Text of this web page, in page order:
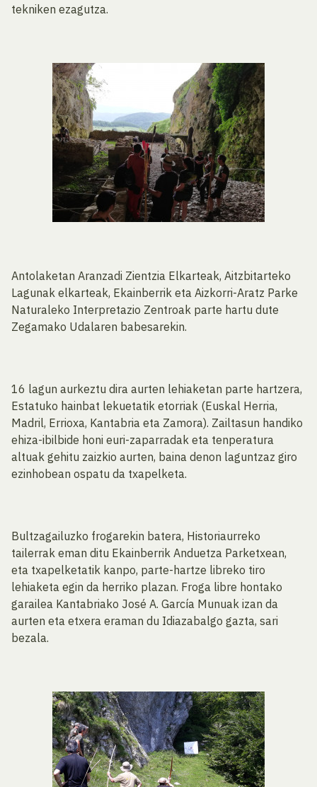
tekniken ezagutza.
Antolaketan Aranzadi Zientzia Elkarteak, Aitzbitarteko
Lagunak elkarteak, Ekainberrik eta Aizkorri-Aratz Parke
Naturaleko Interpretazio Zentroak parte hartu dute
Zegamako Udalaren babesarekin.
16 lagun aurkeztu dira aurten lehiaketan parte hartzera,
Estatuko hainbat lekuetatik etorriak (Euskal Herria,
Madril, Errioxa, Kantabria eta Zamora). Zailtasun handiko
ehiza-ibilbide honi euri-zaparradak eta tenperatura
altuak gehitu zaizkio aurten, baina denon laguntzaz giro
ezinhobean ospatu da txapelketa.
Bultzagailuzko frogarekin batera, Historiaurreko
tailerrak eman ditu Ekainberrik Anduetza Parketxean,
eta txapelketatik kanpo, parte-hartze libreko tiro
lehiaketa egin da herriko plazan. Froga libre hontako
garailea Kantabriako José A. García Munuak izan da
aurten eta etxera eraman du Idiazabalgo gazta, sari
bezala.